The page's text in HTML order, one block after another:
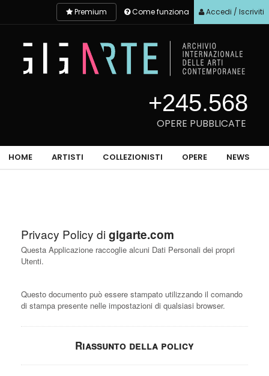
Accedi / Iscriviti
Come funziona
Premium
+245.568
OPERE PUBBLICATE
HOME ARTISTI COLLEZIONISTI OPERE NEWS
Privacy Policy di gigarte.com
Questa Applicazione raccoglie alcuni Dati Personali dei propri
Utenti.
Questo documento può essere stampato utilizzando il comando
di stampa presente nelle impostazioni di qualsiasi browser.
Riassunto della policy